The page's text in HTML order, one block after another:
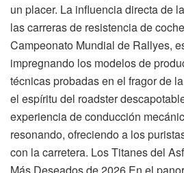
un placer. La influencia directa de
las carreras de resistencia de
Campeonato Mundial de Rallyes,
impregnando los modelos de
técnicas probadas en el fragor de
el espíritu del roadster
experiencia de conducción
resonando, ofreciendo a los
con la carretera. Los Titanes del